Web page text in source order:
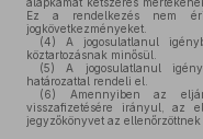
Ez a rendelkezés nem
jogkövetkezményeket.
(4) A jogosulatlanul
köztartozásnak minősül.
(5) A jogosulatlanul
határozattal rendeli el.
(6) Amennyiben az
visszafizetésére irányul, az
jegyzőkönyvet az ellenőrzöttnek